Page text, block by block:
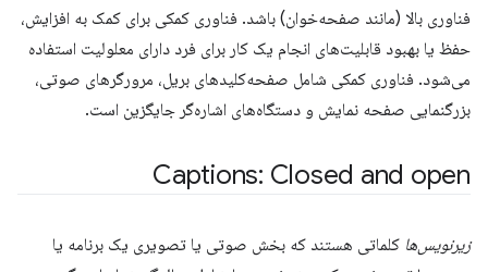
فناوری بالا (مانند صفحه‌خوان) باشد. فناوری کمکی برای کمک به افزایش،
حفظ یا بهبود قابلیت‌های انجام یک کار برای فرد دارای معلولیت استفاده
می‌شود. فناوری کمکی شامل صفحه‌کلیدهای بریل، مرورگرهای صوتی،
بزرگنمایی صفحه نمایش و دستگاه‌های اشاره‌گر جایگزین است.
Captions: Closed and open
زیرنویس‌ها کلماتی هستند که بخش صوتی یا تصویری یک برنامه یا